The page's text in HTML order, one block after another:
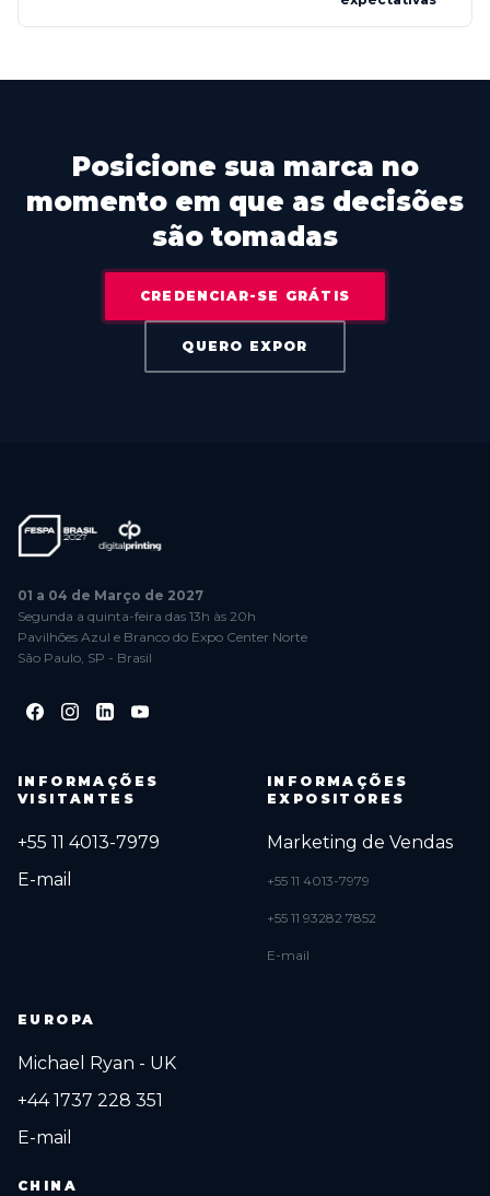
Posicione sua marca no
momento em que as decisões
são tomadas
CREDENCIAR-SE GRÁTIS
QUERO EXPOR
01 a 04 de Março de 2027
Segunda a quinta-feira das 13h às 20h
Pavilhões Azul e Branco do Expo Center Norte
São Paulo, SP - Brasil
INFORMAÇÕES
VISITANTES
+55 11 4013-7979
E-mail
INFORMAÇÕES
EXPOSITORES
Marketing de Vendas
+55 11 4013-7979
+55 11 93282 7852
E-mail
EUROPA
Michael Ryan - UK
+44 1737 228 351
E-mail
CHINA